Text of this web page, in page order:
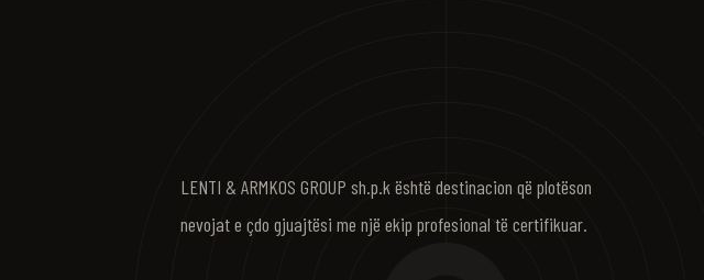
LENTI & ARMKOS GROUP sh.p.k është destinacion që plotëson
nevojat e çdo gjuajtësi me një ekip profesional të certifikuar.